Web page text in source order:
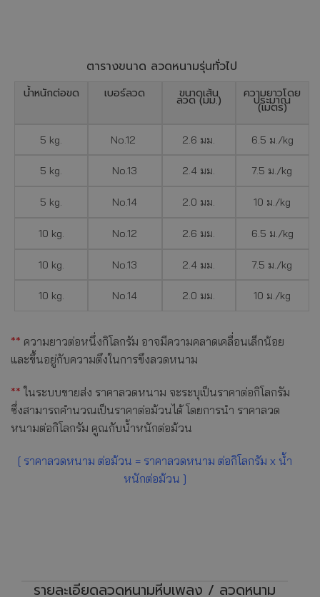
ตารางขนาด ลวดหนามรุ่นทั่วไป
น้ำหนักต่อขด เบอร์ลวด ขนาดเส้น
ลวด (มม.) ความยาวโดย
ประมาณ
(เมตร)
5 kg. No.12 2.6 มม. 6.5 ม./kg
5 kg. No.13 2.4 มม. 7.5 ม./kg
5 kg. No.14 2.0 มม. 10 ม./kg
10 kg. No.12 2.6 มม. 6.5 ม./kg
10 kg. No.13 2.4 มม. 7.5 ม./kg
10 kg. No.14 2.0 มม. 10 ม./kg
** ความยาวต่อหนึ่งกิโลกรัม อาจมีความคลาดเคลื่อนเล็กน้อย
และขึ้นอยู่กับความตึงในการขึงลวดหนาม
** ในระบบขายส่ง ราคาลวดหนาม จะระบุเป็นราคาต่อกิโลกรัม
ซึ่งสามารถคำนวณเป็นราคาต่อม้วนได้ โดยการนำ ราคาลวด
หนามต่อกิโลกรัม คูณกับน้ำหนักต่อม้วน
[ ราคาลวดหนาม ต่อม้วน = ราคาลวดหนาม ต่อกิโลกรัม x น้ำ
หนักต่อม้วน ]
รายละเอียดลวดหนามหีบเพลง / ลวดหนาม